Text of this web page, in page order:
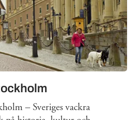
– Sveriges vackra